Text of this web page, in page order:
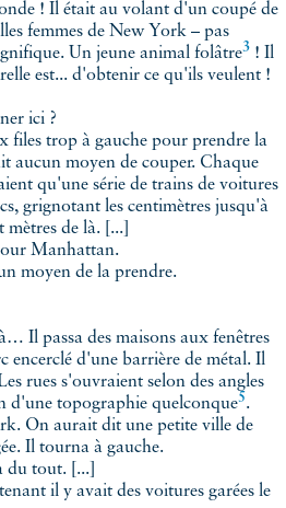
! Il était au volant d'un coupé de
magnifique. Un jeune animal folâtre3 ! Il
ici ?
trop à gauche pour prendre la
moyen de couper. Chaque
qu'une série de trains de voitures
grignotant les centimètres jusqu'à
mètres de là. [...]
Manhattan.
moyen de la prendre.
Il passa des maisons aux fenêtres
d'une barrière de métal. Il
rues s'ouvraient selon des angles
d'une topographie quelconque5.
Cela ne ressemblait plus en rien à New York. On aurait dit une petite ville de
Il tourna à gauche.
du tout. [...]
il y avait des voitures garées le